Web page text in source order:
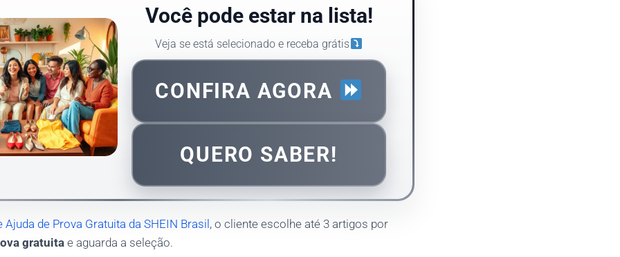
Você pode estar na lista!
Veja se está selecionado e receba grátis
CONFIRA AGORA
QUERO SABER!
Ajuda de Prova Gratuita da SHEIN Brasil , o cliente escolhe até 3 artigos por
gratuita e aguarda a seleção.